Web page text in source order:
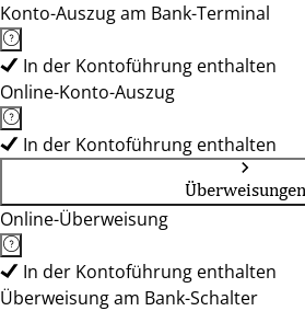
Konto-Auszug am Bank-Terminal
In der Kontoführung enthalten
Online-Konto-Auszug
In der Kontoführung enthalten
Überweisungen
Online-Überweisung
In der Kontoführung enthalten
Überweisung am Bank-Schalter